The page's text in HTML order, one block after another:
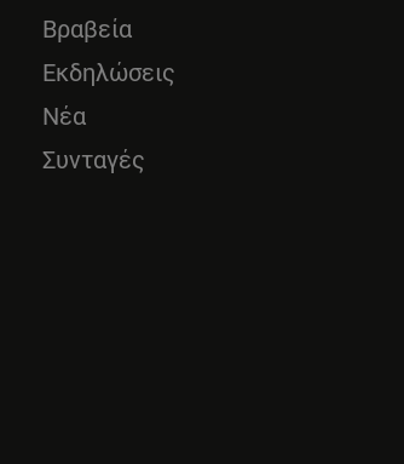
Βραβεία
Εκδηλώσεις
Νέα
Συνταγές